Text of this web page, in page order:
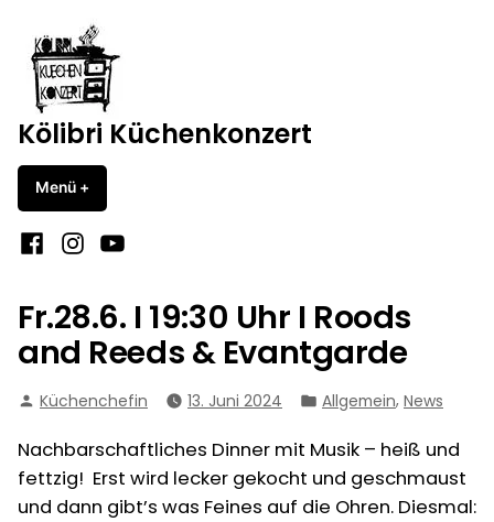
Inhalt
springen
Kölibri Küchenkonzert
Menü +
Facebook
Instagram
YouTube
Fr.28.6. I 19:30 Uhr I Roods
and Reeds & Evantgarde
Verfasst
Küchenchefin 13. Juni 2024
Veröffentlicht
Allgemein, News
Nachbarschaftliches Dinner mit Musik – heiß und
fettzig! Erst wird lecker gekocht und geschmaust
und dann gibt’s was Feines auf die Ohren. Diesmal: